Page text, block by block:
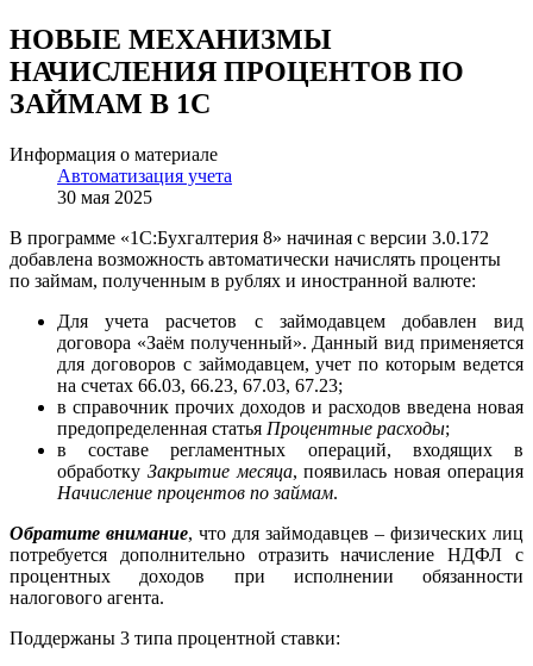
НОВЫЕ МЕХАНИЗМЫ
НАЧИСЛЕНИЯ ПРОЦЕНТОВ ПО
ЗАЙМАМ В 1С
Информация о материале
Автоматизация учета
30 мая 2025
В программе «1С:Бухгалтерия 8» начиная с версии 3.0.172
добавлена возможность автоматически начислять проценты
по займам, полученным в рублях и иностранной валюте:
Для учета расчетов с займодавцем добавлен вид
договора «Заём полученный». Данный вид применяется
для договоров с займодавцем, учет по которым ведется
на счетах 66.03, 66.23, 67.03, 67.23;
в справочник прочих доходов и расходов введена новая
предопределенная статья Процентные расходы;
в составе регламентных операций, входящих в
обработку Закрытие месяца, появилась новая операция
Начисление процентов по займам.
Обратите внимание, что для займодавцев – физических лиц
потребуется дополнительно отразить начисление НДФЛ с
процентных доходов при исполнении обязанности
налогового агента.
Поддержаны 3 типа процентной ставки: